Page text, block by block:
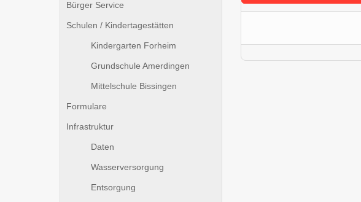
Bürger Service
Schulen / Kindertagestätten
Kindergarten Forheim
Grundschule Amerdingen
Mittelschule Bissingen
Formulare
Infrastruktur
Daten
Wasserversorgung
Entsorgung